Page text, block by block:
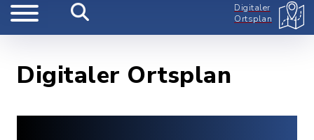
Digitaler
Ortsplan
Digitaler Ortsplan